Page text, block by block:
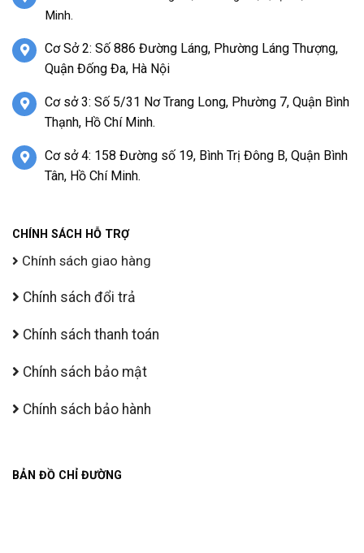
Minh.
Cơ Sở 2: Số 886 Đường Láng, Phường Láng Thượng,
Quận Đống Đa, Hà Nội
Cơ sở 3: Số 5/31 Nơ Trang Long, Phường 7, Quận Bình
Thạnh, Hồ Chí Minh.
Cơ sở 4: 158 Đường số 19, Bình Trị Đông B, Quận Bình
Tân, Hồ Chí Minh.
CHÍNH SÁCH HỖ TRỢ
Chính sách giao hàng
Chính sách đổi trả
Chính sách thanh toán
Chính sách bảo mật
Chính sách bảo hành
BẢN ĐỒ CHỈ ĐƯỜNG